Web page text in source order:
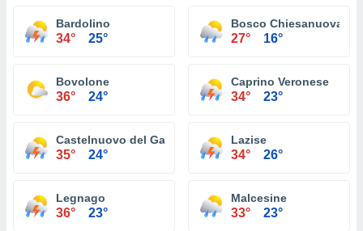
Bardolino
34° 25°
Bosco Chiesanuova
27° 16°
Bovolone
36° 24°
Caprino Veronese
34° 23°
Castelnuovo del Garda
35° 24°
Lazise
34° 26°
Legnago
36° 23°
Malcesine
33° 23°